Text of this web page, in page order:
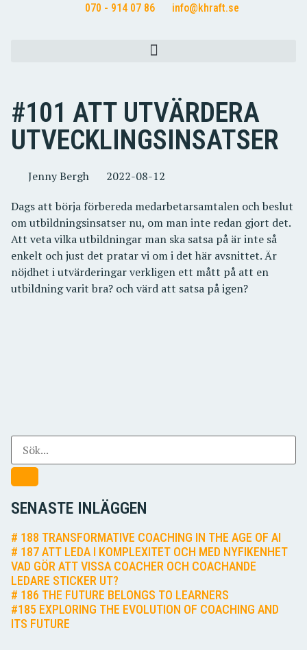
070 - 914 07 86 info@khraft.se
#101 ATT UTVÄRDERA
UTVECKLINGSINSATSER
Jenny Bergh
2022-08-12
Dags att börja förbereda medarbetarsamtalen och beslut
om utbildningsinsatser nu, om man inte redan gjort det.
Att veta vilka utbildningar man ska satsa på är inte så
enkelt och just det pratar vi om i det här avsnittet. Är
nöjdhet i utvärderingar verkligen ett mått på att en
utbildning varit bra? och värd att satsa på igen?
SENASTE INLÄGGEN
# 188 TRANSFORMATIVE COACHING IN THE AGE OF AI
# 187 ATT LEDA I KOMPLEXITET OCH MED NYFIKENHET
VAD GÖR ATT VISSA COACHER OCH COACHANDE
LEDARE STICKER UT?
# 186 THE FUTURE BELONGS TO LEARNERS
#185 EXPLORING THE EVOLUTION OF COACHING AND
ITS FUTURE